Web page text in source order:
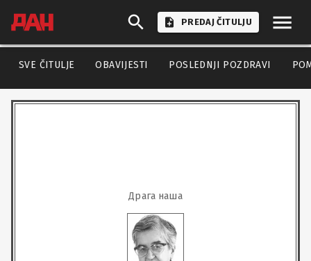
PREDAJ ČITULJU
SVE ČITULJE OBAVIJESTI POSLEDNJI POZDRAVI
Драга наша